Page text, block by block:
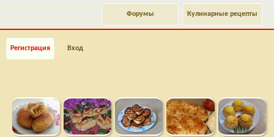
Кулинарные рецепты
Форумы
Регистрация Вход